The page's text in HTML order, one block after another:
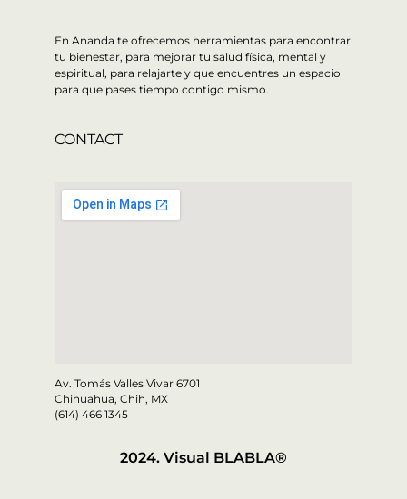
En Ananda te ofrecemos herramientas para encontrar
tu bienestar, para mejorar tu salud física, mental y
espiritual, para relajarte y que encuentres un espacio
para que pases tiempo contigo mismo.
CONTACT
Av. Tomás Valles Vivar 6701
Chihuahua, Chih, MX
(614) 466 1345
2024. Visual BLABLA®